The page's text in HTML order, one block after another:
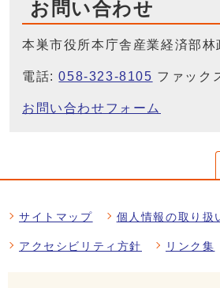
お問い合わせ
本巣市役所本庁舎産業経済部林
電話:058-323-8105 ファック
お問い合わせフォーム
サイトマップ 個人情報の取り扱
アクセシビリティ方針 リンク集